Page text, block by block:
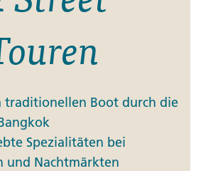
traditionellen Boot durch die
Spezialitäten bei
und Nachtmärkten